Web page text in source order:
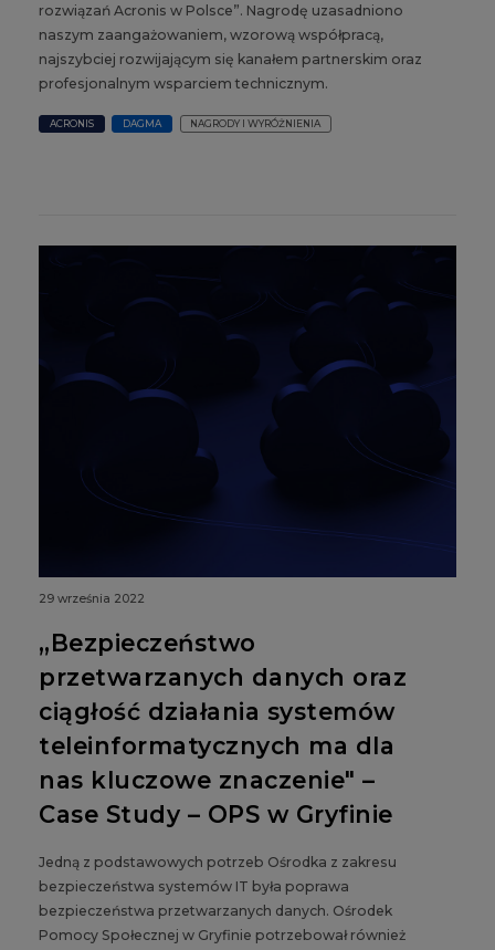
rozwiązań Acronis w Polsce”. Nagrodę uzasadniono
naszym zaangażowaniem, wzorową współpracą,
najszybciej rozwijającym się kanałem partnerskim oraz
profesjonalnym wsparciem technicznym.
ACRONIS DAGMA NAGRODY I WYRÓŻNIENIA
29 września 2022
„Bezpieczeństwo
przetwarzanych danych oraz
ciągłość działania systemów
teleinformatycznych ma dla
nas kluczowe znaczenie" –
Case Study – OPS w Gryfinie
Jedną z podstawowych potrzeb Ośrodka z zakresu
bezpieczeństwa systemów IT była poprawa
bezpieczeństwa przetwarzanych danych. Ośrodek
Pomocy Społecznej w Gryfinie potrzebował również